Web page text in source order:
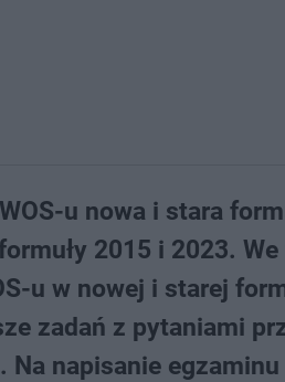
u nowa i stara
2015 i 2023.
u w nowej i starej
zadań z pytaniami
Na napisanie